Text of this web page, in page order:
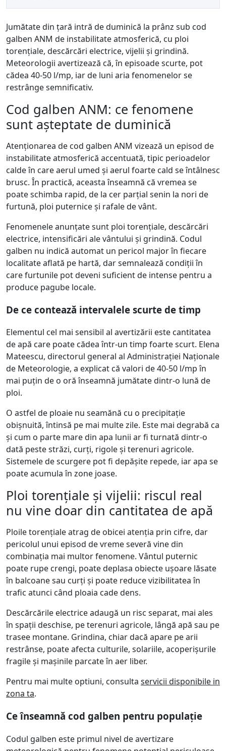
Jumătate din țară intră de duminică la prânz sub cod
galben ANM de instabilitate atmosferică, cu ploi
torențiale, descărcări electrice, vijelii și grindină.
Meteorologii avertizează că, în episoade scurte, pot
cădea 40-50 l/mp, iar de luni aria fenomenelor se
restrânge semnificativ.
Cod galben ANM: ce fenomene
sunt așteptate de duminică
Atenționarea de cod galben ANM vizează un episod de
instabilitate atmosferică accentuată, tipic perioadelor
calde în care aerul umed și aerul foarte cald se întâlnesc
brusc. În practică, aceasta înseamnă că vremea se
poate schimba rapid, de la cer parțial senin la nori de
furtună, ploi puternice și rafale de vânt.
Fenomenele anunțate sunt ploi torențiale, descărcări
electrice, intensificări ale vântului și grindină. Codul
galben nu indică automat un pericol major în fiecare
localitate aflată pe hartă, dar semnalează condiții în
care furtunile pot deveni suficient de intense pentru a
produce pagube locale.
De ce contează intervalele scurte de timp
Elementul cel mai sensibil al avertizării este cantitatea
de apă care poate cădea într-un timp foarte scurt. Elena
Mateescu, directorul general al Administrației Naționale
de Meteorologie, a explicat că valori de 40-50 l/mp în
mai puțin de o oră înseamnă jumătate dintr-o lună de
ploi.
O astfel de ploaie nu seamănă cu o precipitație
obișnuită, întinsă pe mai multe zile. Este mai degrabă ca
și cum o parte mare din apa lunii ar fi turnată dintr-o
dată peste străzi, curți, rigole și terenuri agricole.
Sistemele de scurgere pot fi depășite repede, iar apa se
poate acumula în zone joase.
Ploi torențiale și vijelii: riscul real
nu vine doar din cantitatea de apă
Ploile torențiale atrag de obicei atenția prin cifre, dar
pericolul unui episod de vreme severă vine din
combinația mai multor fenomene. Vântul puternic
poate rupe crengi, poate deplasa obiecte ușoare lăsate
în balcoane sau curți și poate reduce vizibilitatea în
trafic atunci când ploaia cade dens.
Descărcările electrice adaugă un risc separat, mai ales
în spații deschise, pe terenuri agricole, lângă apă sau pe
trasee montane. Grindina, chiar dacă apare pe arii
restrânse, poate afecta culturile, solariile, acoperișurile
fragile și mașinile parcate în aer liber.
Pentru mai multe optiuni, consulta servicii disponibile in
zona ta.
Ce înseamnă cod galben pentru populație
Codul galben este primul nivel de avertizare